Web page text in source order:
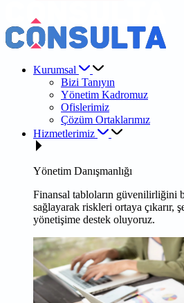
Kurumsal
Bizi Tanıyın
Yönetim Kadromuz
Ofislerimiz
Çözüm Ortaklarımız
Hizmetlerimiz
Yönetim Danışmanlığı
Finansal tabloların güvenilirliğini
sağlayarak riskleri ortaya çıkarır,
yönetişime destek oluyoruz.